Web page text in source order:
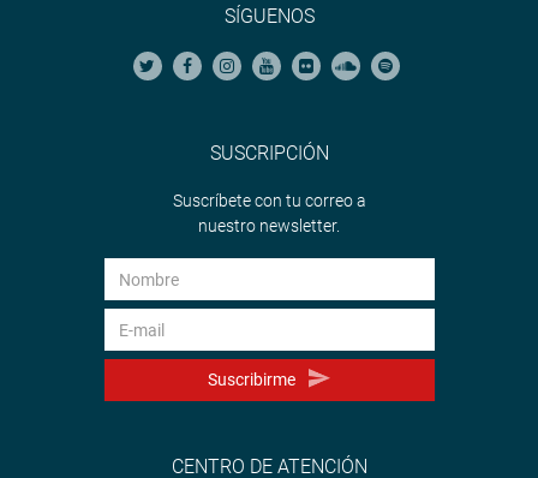
SÍGUENOS
SUSCRIPCIÓN
Suscríbete con tu correo a
nuestro newsletter.
Suscribirme
CENTRO DE ATENCIÓN